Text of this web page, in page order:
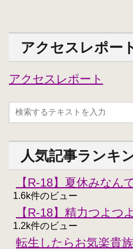
アクセスレポー
アクセスレポート
人気記事ランキ
【R-18】夏休みな
1.6k件のビュー
【R-18】精力つよつ
1.2k件のビュー
転生したらお気楽貴